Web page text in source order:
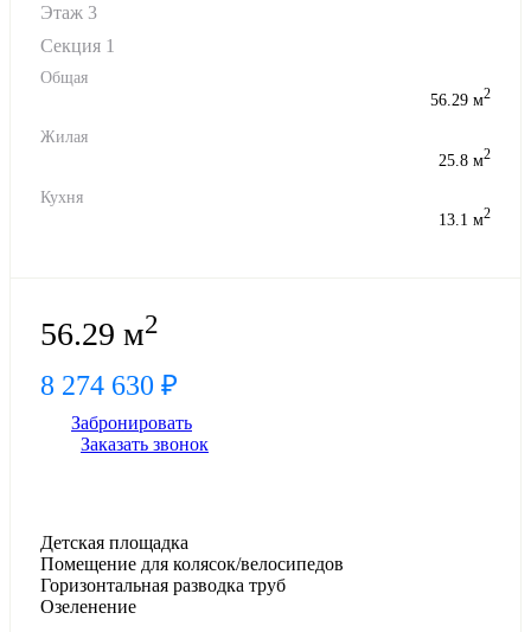
Этаж 3
Секция 1
Общая
56.29 м2
Жилая
25.8 м2
Кухня
13.1 м2
56.29 м2
8 274 630 ₽
Забронировать
Заказать звонок
Детская площадка
Помещение для колясок/велосипедов
Горизонтальная разводка труб
Озеленение